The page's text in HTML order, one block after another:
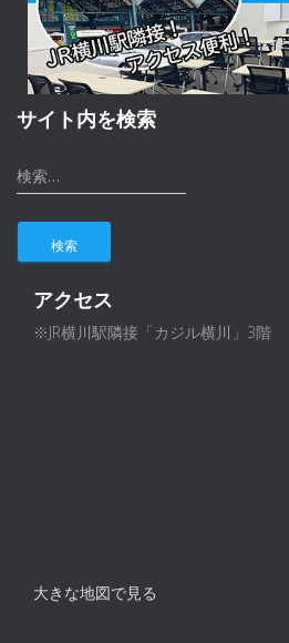
ョ
ン
サイト内を検索
検
索
検索…
アクセス
※JR横川駅隣接「カジル横川」3階
大きな地図で見る